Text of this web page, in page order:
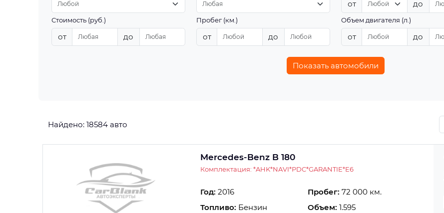
от до
Стоимость (руб.)
от до
Пробег (км.)
от до
Объем двигателя (л.)
от до
Показать автомобили
Найдено: 18584 авто
Mercedes-Benz B 180
Комплектация: *AHK*NAVI*PDC*GARANTIE*E6
Год: 2016 Пробег: 72 000 км.
Топливо: Бензин Объем: 1.595